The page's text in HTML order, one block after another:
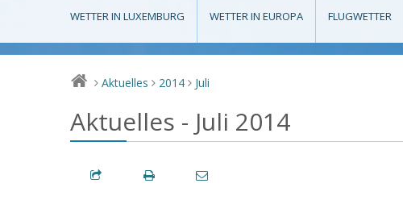
WETTER IN LUXEMBURG WETTER IN EUROPA FLUGWETTER
> Aktuelles > 2014 > Juli
Aktuelles - Juli 2014